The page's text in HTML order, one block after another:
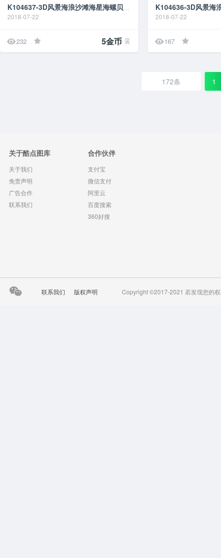
2018-07-22
232 5金币
2018-07-22
167
172条 1
关于酷点图库
关于我们
免责声明
广告合作
联系我们
合作伙伴
支付宝
微信支付
阿里云
百度搜索
360好搜
联系我们 版权声明 Copyright ©2017-2021 若发现您的